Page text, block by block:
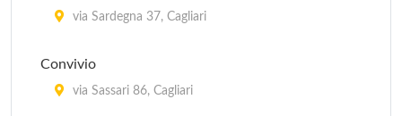
via Sardegna 37, Cagliari
Convivio
via Sassari 86, Cagliari